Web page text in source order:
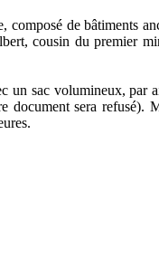
de bâtiments
cousin du premier
sac volumineux, par
sera refusé).